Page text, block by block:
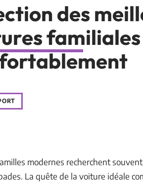
des
modernes recherchent
La quête de la voiture idéale